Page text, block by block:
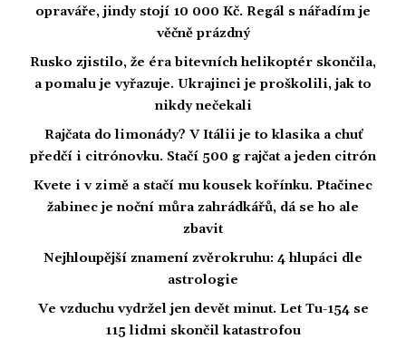
opraváře, jindy stojí 10 000 Kč. Regál s nářadím je
věčně prázdný
Rusko zjistilo, že éra bitevních helikoptér skončila,
a pomalu je vyřazuje. Ukrajinci je proškolili, jak to
nikdy nečekali
Rajčata do limonády? V Itálii je to klasika a chuť
předčí i citrónovku. Stačí 500 g rajčat a jeden citrón
Kvete i v zimě a stačí mu kousek kořínku. Ptačinec
žabinec je noční můra zahrádkářů, dá se ho ale
zbavit
Nejhloupější znamení zvěrokruhu: 4 hlupáci dle
astrologie
Ve vzduchu vydržel jen devět minut. Let Tu-154 se
115 lidmi skončil katastrofou